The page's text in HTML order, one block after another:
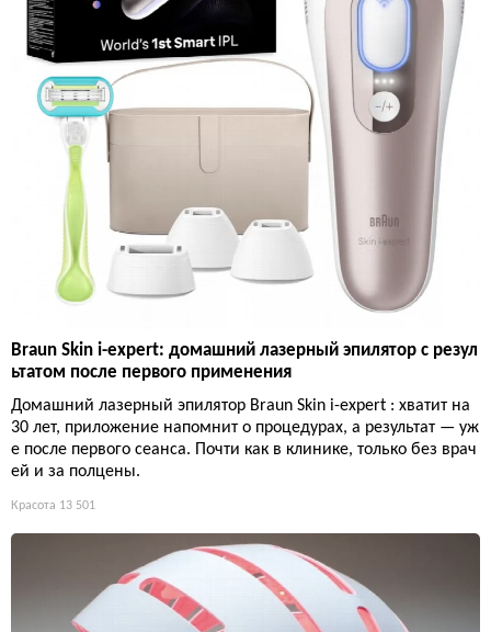
Braun Skin i-expert: домашний лазерный эпилятор с резул
ьтатом после первого применения
Домашний лазерный эпилятор Braun Skin i-expert : хватит на
30 лет, приложение напомнит о процедурах, а результат — уж
е после первого сеанса. Почти как в клинике, только без врач
ей и за полцены.
Красота 13 501